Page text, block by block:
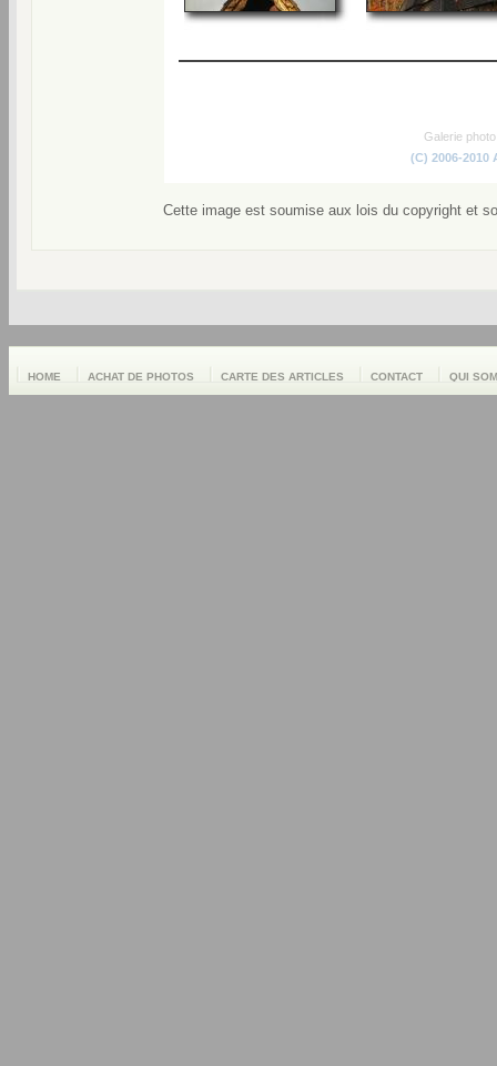
Galerie
(C) 2006-2010
Cette image est soumise aux lois du copyright et
HOME ACHAT DE PHOTOS CARTE DES ARTICLES CONTACT QUI